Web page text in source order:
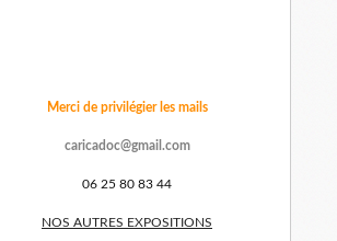
Merci de privilégier les mails
caricadoc@gmail.com
06 25 80 83 44
NOS AUTRES EXPOSITIONS